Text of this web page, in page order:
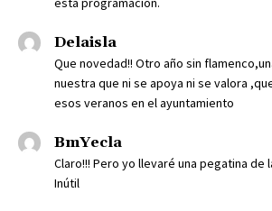
Delaisla
Que novedad!! Otro año sin
nuestra que ni se apoya ni se valora
esos veranos en el ayuntamiento
BmYecla
Claro!!! Pero yo llevaré una pegatina de
Inútil